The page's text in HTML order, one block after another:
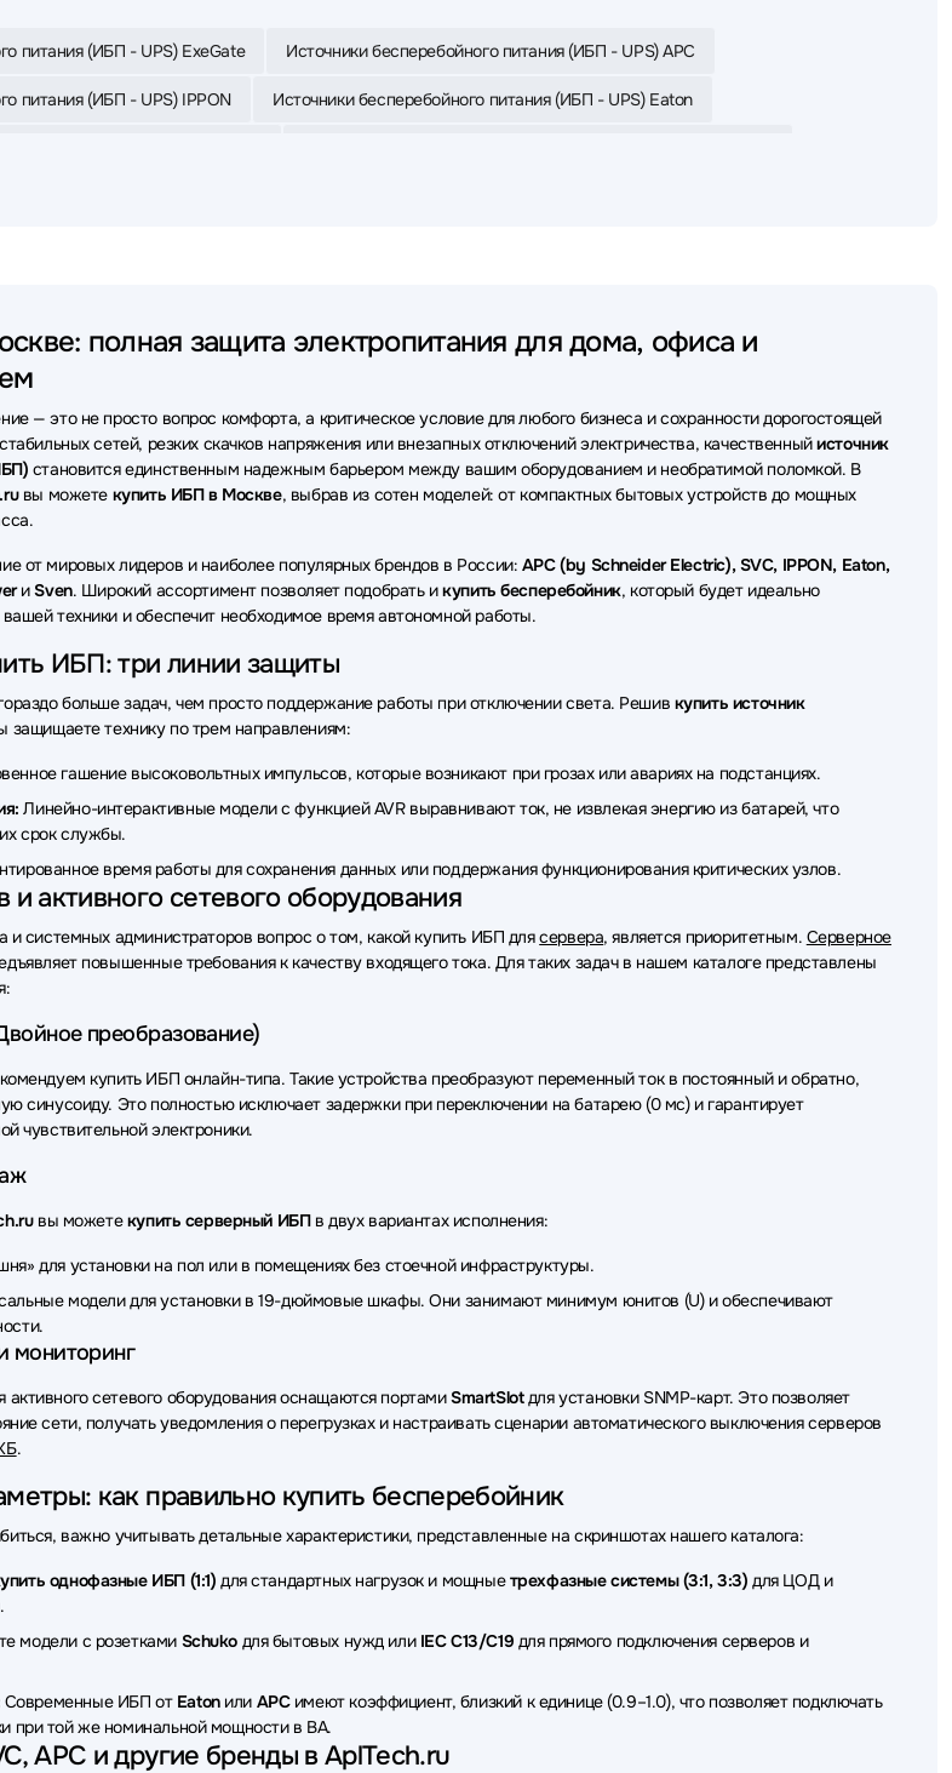
питания (ИБП - UPS) ExeGate Источники бесперебойного питания (ИБП - UPS) APC
питания (ИБП - UPS) IPPON Источники бесперебойного питания (ИБП - UPS) Eaton
питания (ИБП - UPS) Delta Источники бесперебойного питания (ИБП - UPS) Штиль
питания (ИБП - UPS) SNR
питания (ИБП - UPS) SMARTWATT Источники бесперебойного питания (ИБП - UPS) ITK
питания (ИБП - UPS) Vertiv Источники бесперебойного питания (ИБП - UPS) Legrand
питания (ИБП - UPS) Связь инжиниринг
питания (ИБП - UPS) ELTENA Источники бесперебойного питания (ИБП - UPS) ACD
питания (ИБП - UPS) Astergo Источники бесперебойного питания (ИБП - UPS) ADC
питания (ИБП - UPS) Raskat Источники бесперебойного питания (ИБП - UPS) Borri
питания (ИБП - UPS) DKC Источники бесперебойного питания (ИБП - UPS) Delta Battery
питания (ИБП - UPS) 2E Источники бесперебойного питания (ИБП - UPS) VOLTA
питания (ИБП - UPS) Сайбер Электро
питания (ИБП - UPS) Источники бесперебойного питания (ИБП - UPS) CBR
питания (ИБП - UPS) Hikvision Источники бесперебойного питания (ИБП - UPS) ABB
питания (ИБП - UPS) Crusader
питания (ИБП - UPS) OPTIMA Источники бесперебойного питания (ИБП - UPS) Irbis
питания (ИБП - UPS) HIDEN EXPERT Источники бесперебойного питания (ИБП - UPS) Norden
питания (ИБП - UPS) NJoy
питания (ИБП - UPS) CROWN micro Источники бесперебойного питания (ИБП - UPS) CROWN
питания (ИБП - UPS) Dimprom Источники бесперебойного питания (ИБП - UPS) Парус Электро
полная защита электропитания для дома, офиса и
— это не просто вопрос комфорта, а критическое условие для любого бизнеса и сохранности дорогостоящей
сетей, резких скачков напряжения или внезапных отключений электричества, качественныйисточник
становится единственным надежным барьером между вашим оборудованием и необратимой поломкой. В
вы можете купить ИБП в Москве, выбрав из сотен моделей: от компактных бытовых устройств до мощных
от мировых лидеров и наиболее популярных брендов в России: APC (by Schneider Electric), SVC, IPPON, Eaton,
иSven. Широкий ассортимент позволяет подобрать икупить бесперебойник, который будет идеально
техники и обеспечит необходимое время автономной работы.
ИБП: три линии защиты
больше задач, чем просто поддержание работы при отключении света. Решив купить источник
защищаете технику по трем направлениям:
гашение высоковольтных импульсов, которые возникают при грозах или авариях на подстанциях.
Линейно-интерактивные модели с функцией AVR выравнивают ток, не извлекая энергию из батарей, что
срок службы.
время работы для сохранения данных или поддержания функционирования критических узлов.
активного сетевого оборудования
и системных администраторов вопрос о том, какой купить ИБП длясервера, является приоритетным. Серверное
повышенные требования к качеству входящего тока. Для таких задач в нашем каталоге представлены
преобразование)
купить ИБП онлайн-типа. Такие устройства преобразуют переменный ток в постоянный и обратно,
синусоиду. Это полностью исключает задержки при переключении на батарею (0 мс) и гарантирует
чувствительной электроники.
вы можетекупить серверный ИБПв двух вариантах исполнения:
для установки на пол или в помещениях без стоечной инфраструктуры.
модели для установки в 19-дюймовые шкафы. Они занимают минимум юнитов (U) и обеспечивают
мониторинг
сетевого оборудования оснащаются портамиSmartSlotдля установки SNMP-карт. Это позволяет
сети, получать уведомления о перегрузках и настраивать сценарии автоматического выключения серверов
.
как правильно купить бесперебойник
важно учитывать детальные характеристики, представленные на скриншотах нашего каталога:
однофазные ИБП (1:1) для стандартных нагрузок и мощныетрехфазные системы (3:1, 3:3) для ЦОД и
модели с розетками Schukoдля бытовых нужд или IEC C13/C19 для прямого подключения серверов и
Современные ИБП от Eatonили APCимеют коэффициент, близкий к единице (0.9–1.0), что позволяет подключать
при той же номинальной мощности в ВА.
APC и другие бренды в AplTech.ru